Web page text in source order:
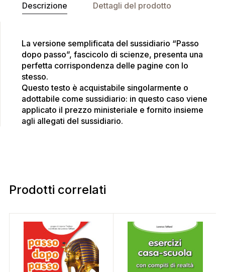
Descrizione Dettagli del prodotto
La versione semplificata del sussidiario “Passo
dopo passo”, fascicolo di scienze, presenta una
perfetta corrispondenza delle pagine con lo
stesso.
Questo testo è acquistabile singolarmente o
adottabile come sussidiario: in questo caso viene
applicato il prezzo ministeriale e fornito insieme
agli allegati del sussidiario.
Prodotti correlati